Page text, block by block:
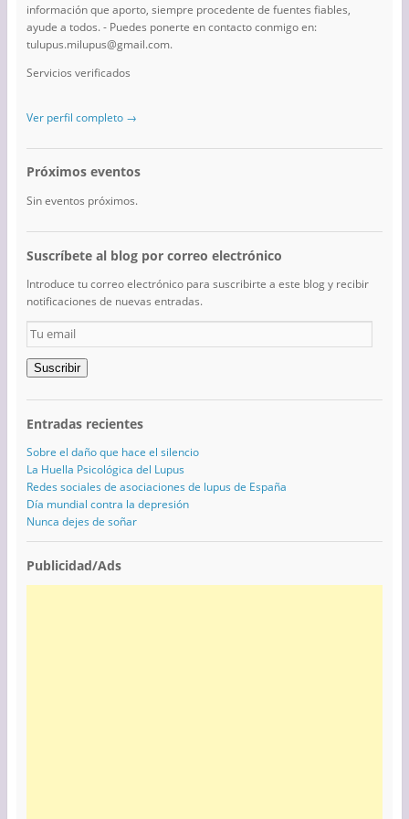
información que aporto, siempre procedente de fuentes fiables,
ayude a todos. - Puedes ponerte en contacto conmigo en:
tulupus.milupus@gmail.com.
Servicios verificados
Ver perfil completo →
Próximos eventos
Sin eventos próximos.
Suscríbete al blog por correo electrónico
Introduce tu correo electrónico para suscribirte a este blog y recibir
notificaciones de nuevas entradas.
Tu
email
Suscribir
Entradas recientes
Sobre el daño que hace el silencio
La Huella Psicológica del Lupus
Redes sociales de asociaciones de lupus de España
Día mundial contra la depresión
Nunca dejes de soñar
Publicidad/Ads